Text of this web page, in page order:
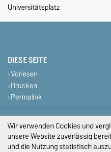
Universitätsplatz
DIESE SEITE
Vorlesen
Drucken
Permalink
Wir verwenden Cookies und
unsere Website zuverlässig
und die Nutzung statistisch